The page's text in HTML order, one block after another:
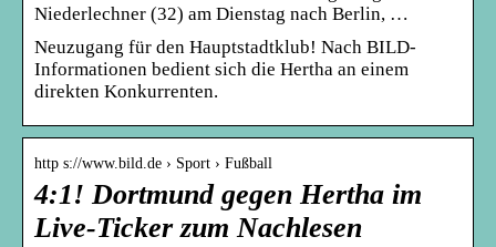
Niederlechner (32) am Dienstag nach Berlin, …
Neuzugang für den Hauptstadtklub! Nach BILD-
Informationen bedient sich die Hertha an einem
direkten Konkurrenten.
http s://www.bild.de › Sport › Fußball
4:1! Dortmund gegen Hertha im
Live-Ticker zum Nachlesen